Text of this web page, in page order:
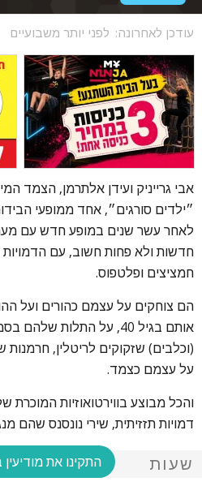
עודכן לאחרונה: לפני יותר משבועיים
אבי גרייניק ועידן אלתרמן, הצמד
״ילדים סורגים״, אחד ממופעי
לאחר עשר שנים במופע חדש עם
חדשות ולא פחות חשוב, עם הדמויות
חמציצים ופלטפוס.
הם צוחקים על עצמם כהורים ועל
אותם בגיל 40, על התלות
(וכלבים) שזקוקים לריטלין, חרמנות
על עצמם כצמד.
והכל מבוצע בווירטואוזיות המוכרת
דמויות תזזיתית, שירי נונסנס שהם
שעות התקינו את